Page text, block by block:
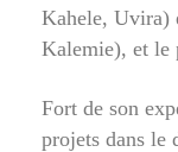
Kahele, Uvira)
Kalemie), et le
Fort de son
projets dans le